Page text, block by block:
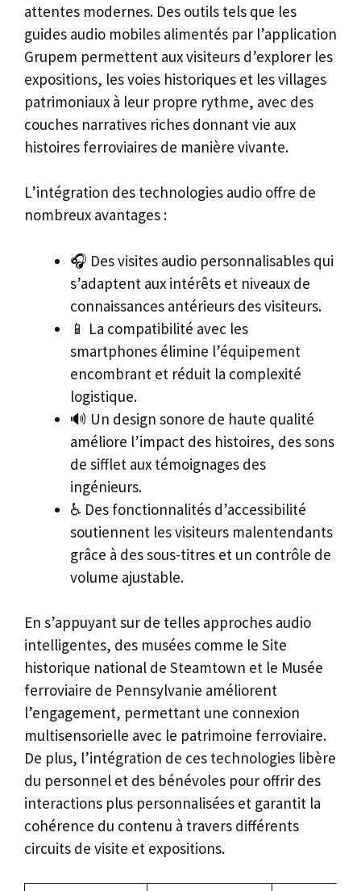
attentes modernes. Des outils tels que les
guides audio mobiles alimentés par l’application
Grupem permettent aux visiteurs d’explorer les
expositions, les voies historiques et les villages
patrimoniaux à leur propre rythme, avec des
couches narratives riches donnant vie aux
histoires ferroviaires de manière vivante.
L’intégration des technologies audio offre de
nombreux avantages :
🎧 Des visites audio personnalisables qui
s’adaptent aux intérêts et niveaux de
connaissances antérieurs des visiteurs.
📱 La compatibilité avec les
smartphones élimine l’équipement
encombrant et réduit la complexité
logistique.
🔊 Un design sonore de haute qualité
améliore l’impact des histoires, des sons
de sifflet aux témoignages des
ingénieurs.
♿ Des fonctionnalités d’accessibilité
soutiennent les visiteurs malentendants
grâce à des sous-titres et un contrôle de
volume ajustable.
En s’appuyant sur de telles approches audio
intelligentes, des musées comme le Site
historique national de Steamtown et le Musée
ferroviaire de Pennsylvanie améliorent
l’engagement, permettant une connexion
multisensorielle avec le patrimoine ferroviaire.
De plus, l’intégration de ces technologies libère
du personnel et des bénévoles pour offrir des
interactions plus personnalisées et garantit la
cohérence du contenu à travers différents
circuits de visite et expositions.